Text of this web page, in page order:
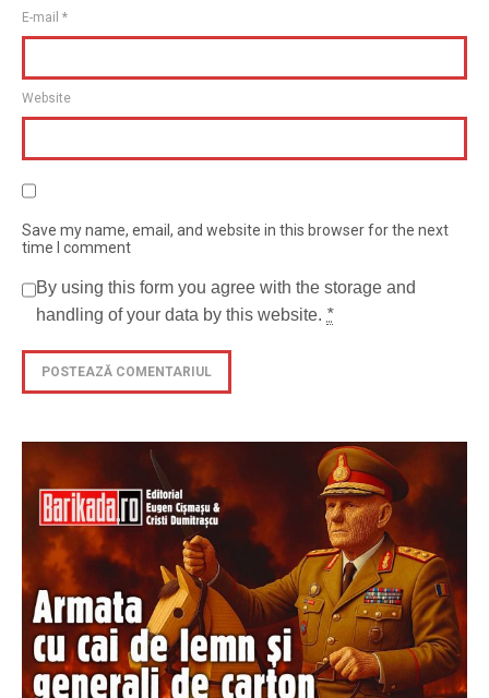
E-mail *
Website
Save my name, email, and website in this browser for the next
time I comment
By using this form you agree with the storage and
handling of your data by this website. *